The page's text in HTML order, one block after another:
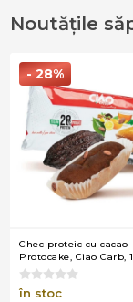
Noutățile
- 28%
Chec proteic cu cacao
Protocake, Ciao Carb,
în stoc